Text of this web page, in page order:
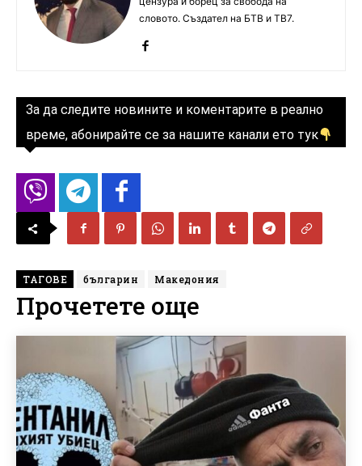
словото. Създател на БТВ и ТВ7.
За да следите новините и коментарите в реално
време, абонирайте се за нашите канали ето тук
ТАГОВЕ българин Македония
Прочетете още